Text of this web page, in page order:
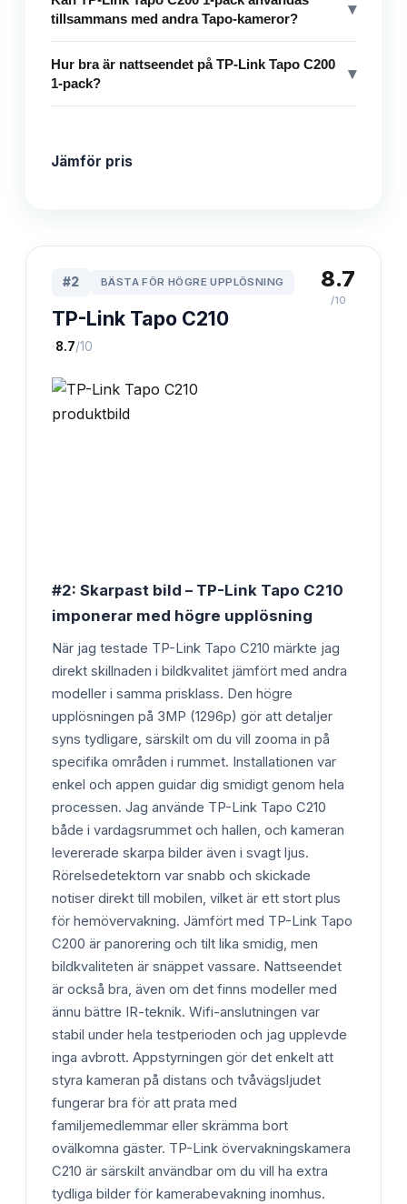
tillsammans med andra Tapo-kameror?
▾
Hur bra är nattseendet på TP-Link Tapo C200
1-pack?
▾
Jämför pris
#2 BÄSTA FÖR HÖGRE UPPLÖSNING
TP-Link Tapo C210
·8.7/10
8.7
/10
#2: Skarpast bild – TP-Link Tapo C210
imponerar med högre upplösning
När jag testade TP-Link Tapo C210 märkte jag
direkt skillnaden i bildkvalitet jämfört med andra
modeller i samma prisklass. Den högre
upplösningen på 3MP (1296p) gör att detaljer
syns tydligare, särskilt om du vill zooma in på
specifika områden i rummet. Installationen var
enkel och appen guidar dig smidigt genom hela
processen. Jag använde TP-Link Tapo C210
både i vardagsrummet och hallen, och kameran
levererade skarpa bilder även i svagt ljus.
Rörelsedetektorn var snabb och skickade
notiser direkt till mobilen, vilket är ett stort plus
för hemövervakning. Jämfört med TP-Link Tapo
C200 är panorering och tilt lika smidig, men
bildkvaliteten är snäppet vassare. Nattseendet
är också bra, även om det finns modeller med
ännu bättre IR-teknik. Wifi-anslutningen var
stabil under hela testperioden och jag upplevde
inga avbrott. Appstyrningen gör det enkelt att
styra kameran på distans och tvåvägsljudet
fungerar bra för att prata med
familjemedlemmar eller skrämma bort
ovälkomna gäster. TP-Link övervakningskamera
C210 är särskilt användbar om du vill ha extra
tydliga bilder för kamerabevakning inomhus.